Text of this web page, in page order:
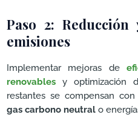
Paso 2: Reducción
emisiones
Implementar mejoras de
renovables y optimización
restantes se compensan
gas carbono neutral o